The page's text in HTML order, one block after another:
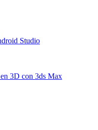
Studio
3D con 3ds Max